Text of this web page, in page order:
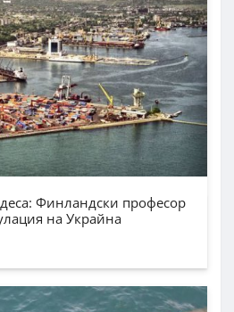
Финландски професор
на Украйна